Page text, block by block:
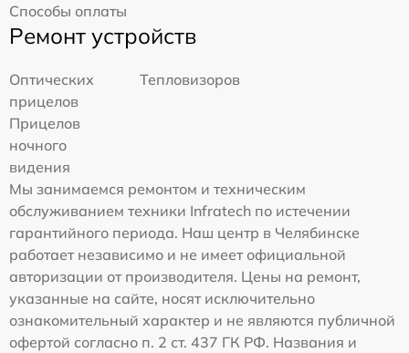
Способы оплаты
Ремонт устройств
Оптических
прицелов
Тепловизоров
Прицелов
ночного
видения
Мы занимаемся ремонтом и техническим
обслуживанием техники Infratech по истечении
гарантийного периода. Наш центр в Челябинске
работает независимо и не имеет официальной
авторизации от производителя. Цены на ремонт,
указанные на сайте, носят исключительно
ознакомительный характер и не являются публичной
офертой согласно п. 2 ст. 437 ГК РФ. Названия и